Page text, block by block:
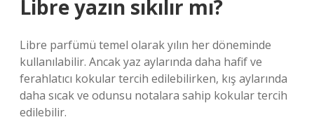
Libre yazın sıkılır mı?
Libre parfümü temel olarak yılın her döneminde
kullanılabilir. Ancak yaz aylarında daha hafif ve
ferahlatıcı kokular tercih edilebilirken, kış aylarında
daha sıcak ve odunsu notalara sahip kokular tercih
edilebilir.